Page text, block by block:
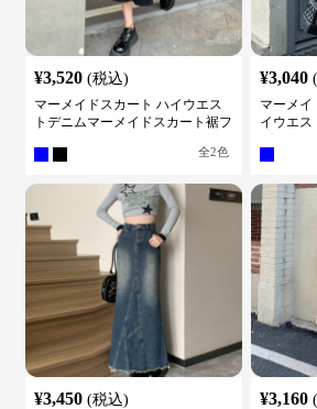
¥3,520 (税込)
マーメイドスカート ハイウエス
トデニムマーメイドスカート裾フ
全2色
¥3,040
マーメイ
イウエス
¥3,450 (税込) ¥3,160